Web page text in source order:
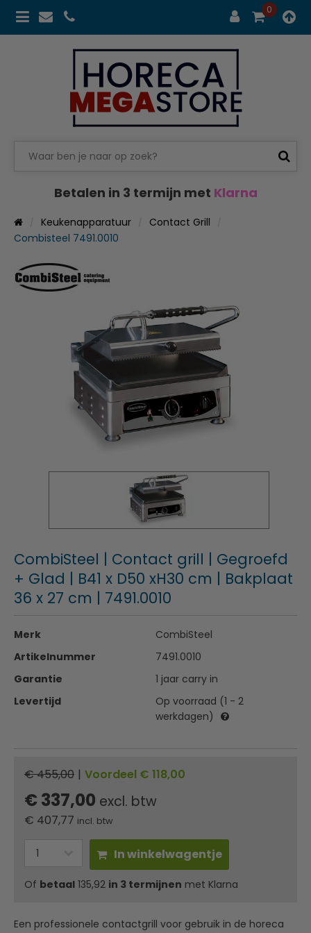
0
Betalen in 3 termijn met Klarna
Keukenapparatuur
Contact Grill
Combisteel 7491.0010
CombiSteel | Contact grill | Gegroefd
+ Glad | B41 x D50 xH30 cm | Bakplaat
36 x 27 cm | 7491.0010
Merk
CombiSteel
Artikelnummer
7491.0010
Garantie
1 jaar carry in
Levertijd
Op voorraad (1 - 2
werkdagen)
€ 455,00 | Voordeel € 118,00
€ 337,00 excl. btw
€ 407,77 incl. btw
In winkelwagentje
Of betaal 135,92 in 3 termijnen met Klarna
Een professionele contactgrill voor gebruik in de horeca